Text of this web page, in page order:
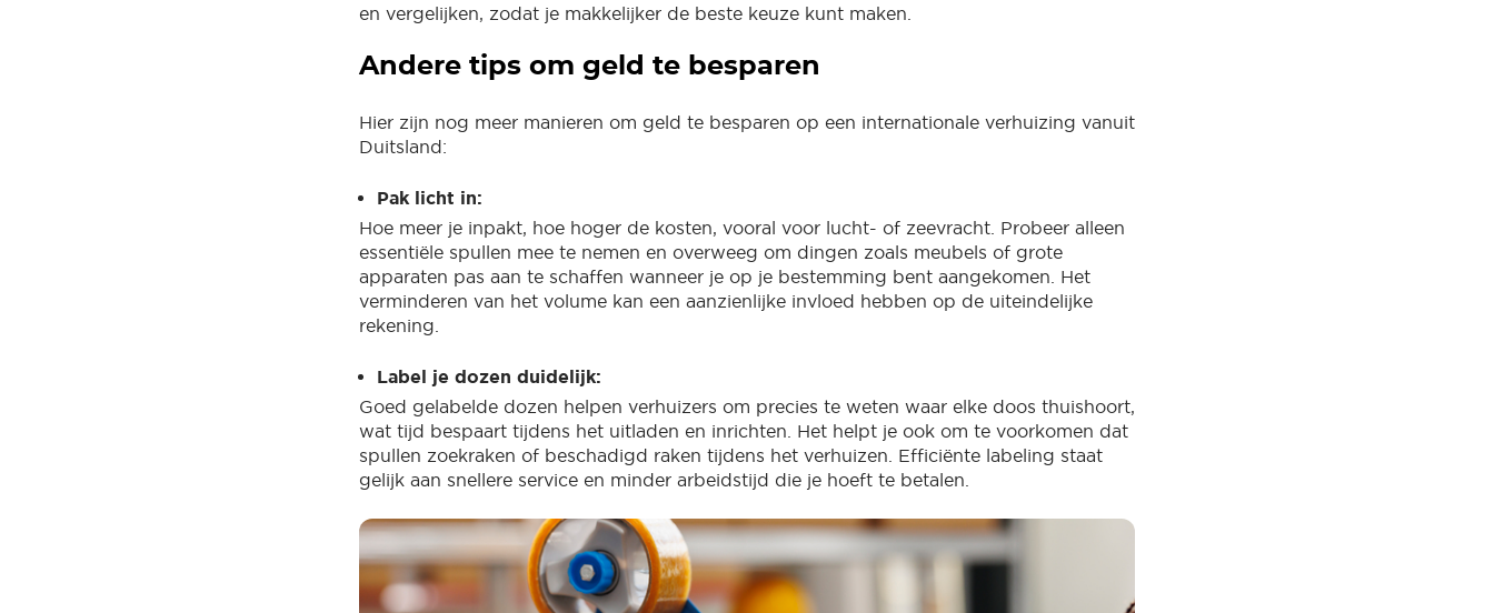
en vergelijken, zodat je makkelijker de beste keuze kunt maken.
Andere tips om geld te besparen
Hier zijn nog meer manieren om geld te besparen op een internationale verhuizing vanuit
Duitsland:
Pak licht in:
Hoe meer je inpakt, hoe hoger de kosten, vooral voor lucht- of zeevracht. Probeer alleen
essentiële spullen mee te nemen en overweeg om dingen zoals meubels of grote
apparaten pas aan te schaffen wanneer je op je bestemming bent aangekomen. Het
verminderen van het volume kan een aanzienlijke invloed hebben op de uiteindelijke
rekening.
Label je dozen duidelijk:
Goed gelabelde dozen helpen verhuizers om precies te weten waar elke doos thuishoort,
wat tijd bespaart tijdens het uitladen en inrichten. Het helpt je ook om te voorkomen dat
spullen zoekraken of beschadigd raken tijdens het verhuizen. Efficiënte labeling staat
gelijk aan snellere service en minder arbeidstijd die je hoeft te betalen.